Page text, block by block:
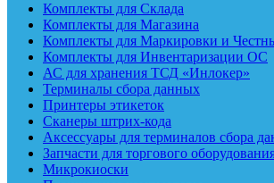
Комплекты для Склада
Комплекты для Магазина
Комплекты для Маркировки и
Комплекты для Инвентаризации ОС
АС для хранения ТСД «Инлокер»
Терминалы сбора данных
Принтеры этикеток
Сканеры штрих-кода
Аксессуары для терминалов сбора
Запчасти для торгового
Микрокиоски